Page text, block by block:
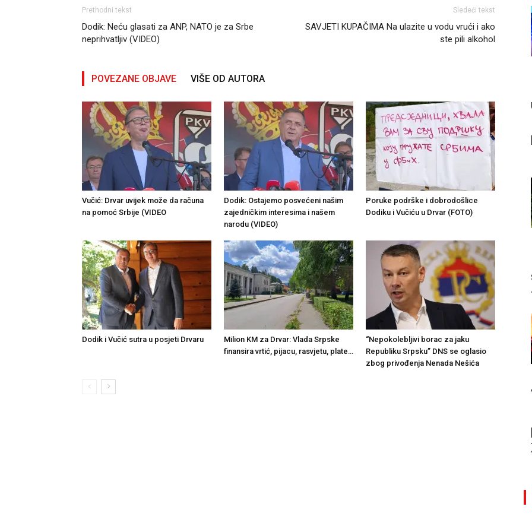
Prethodni tekst
Dodik: Neću glasati za ANP, NATO je za Srbe
neprihvatljiv (VIDEO)
Sledeći tekst
SAVJETI KUPAČIMA Na ulazite u vodu vrući i ako
ste pili alkohol
POVEZANE OBJAVE VIŠE OD AUTORA
Vučić: Drvar uvijek može da računa
na pomoć Srbije (VIDEO
Dodik: Ostajemo posvećeni našim
zajedničkim interesima i našem
narodu (VIDEO)
Poruke podrške i dobrodošlice
Dodiku i Vučiću u Drvar (FOTO)
Dodik i Vučić sutra u posjeti Drvaru
Milion KM za Drvar: Vlada Srpske
finansira vrtić, pijacu, rasvjetu, plate…
“Nepokolebljivi borac za jaku
Republiku Srpsku” DNS se oglasio
zbog privođenja Nenada Nešića